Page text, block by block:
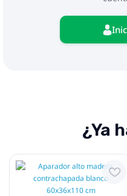
¿Ya